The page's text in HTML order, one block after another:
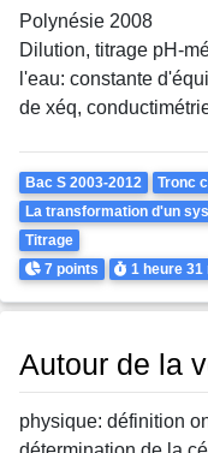
Polynésie 2008
Dilution, titrage pH-
l'eau: constante
de xéq,
Theme
Bac S 2003-2012 Tronc
La transformation d'un
Titrage
Points
7 points Durée
1 heure31
Autour de la
physique: définition